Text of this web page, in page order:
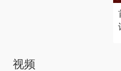
视频